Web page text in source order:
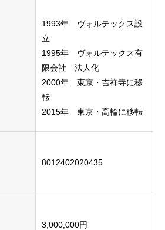
1993年 ヴォルテックス設
立
1995年 ヴォルテックス有
限会社 法人化
2000年 東京・吉祥寺に移
転
2015年 東京・高輪に移転
8012402020435
3,000,000円